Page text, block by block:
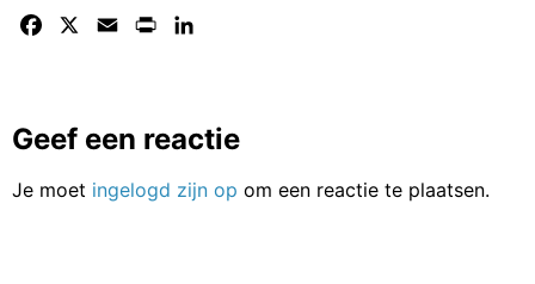
Facebook Email Print
Geef een reactie
Je moet ingelogd zijn op om een reactie te plaatsen.